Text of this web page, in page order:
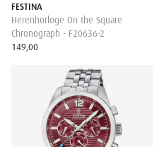
FESTINA
Herenhorloge On the Square
Chronograph - F20636-2
149,00